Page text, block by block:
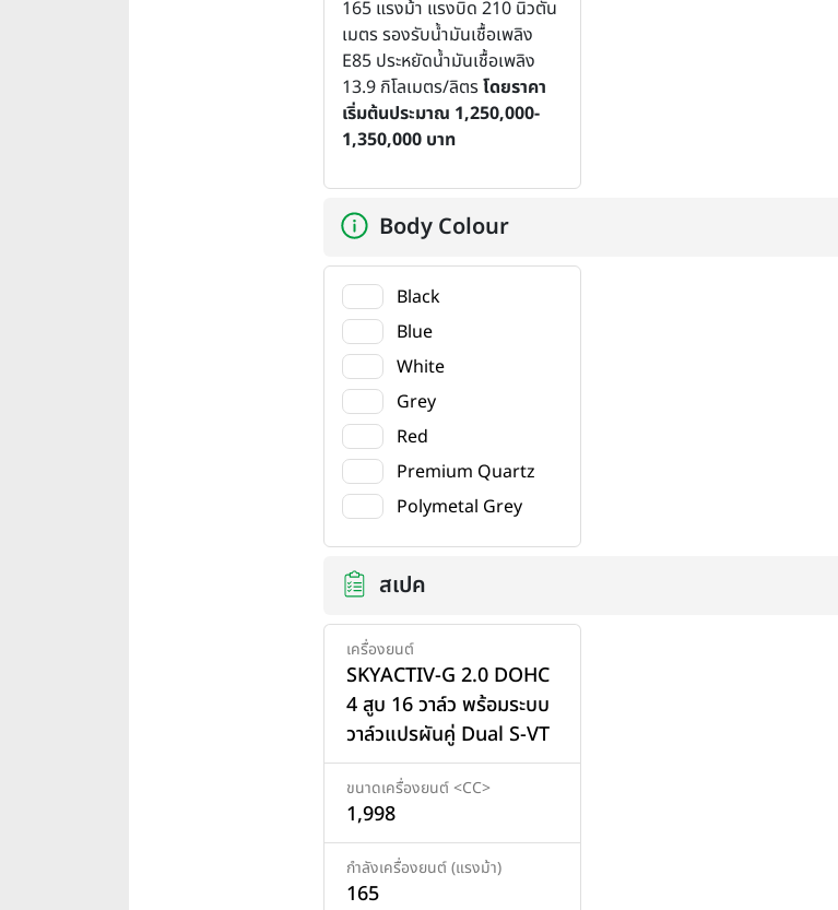
165 แรงม้า แรงบิด 210 นิวตัน
เมตร รองรับน้ำมันเชื้อเพลิง
E85 ประหยัดน้ำมันเชื้อเพลิง
13.9 กิโลเมตร/ลิตรโดยราคา
เริ่มต้นประมาณ 1,250,000-
1,350,000 บาท
Body Colour
Black
Blue
White
Grey
Red
Premium Quartz
Polymetal Grey
สเปค
เครื่องยนต์
SKYACTIV-G 2.0 DOHC
4 สูบ 16 วาล์ว พร้อมระบบ
วาล์วแปรผันคู่ Dual S-VT
ขนาดเครื่องยนต์ <CC>
1,998
กำลังเครื่องยนต์ (แรงม้า)
165